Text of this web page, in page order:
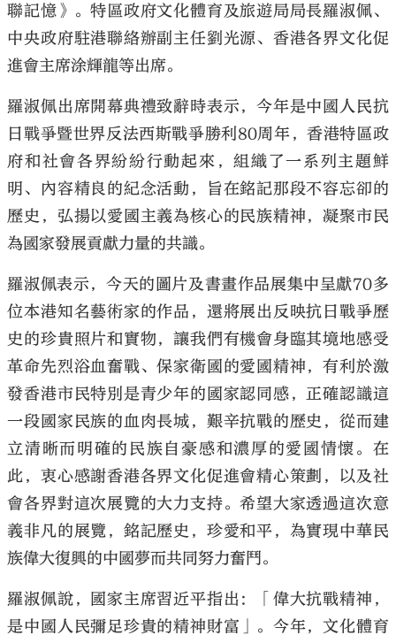
聯記憶》。特區政府文化體育及旅遊局局長羅淑佩、
中央政府駐港聯絡辦副主任劉光源、香港各界文化促
進會主席涂輝龍等出席。
羅淑佩出席開幕典禮致辭時表示，今年是中國人民抗
日戰爭暨世界反法西斯戰爭勝利80周年，香港特區政
府和社會各界紛紛行動起來，組織了一系列主題鮮
明、內容精良的紀念活動，旨在銘記那段不容忘卻的
歷史，弘揚以愛國主義為核心的民族精神，凝聚市民
為國家發展貢獻力量的共識。
羅淑佩表示，今天的圖片及書畫作品展集中呈獻70多
位本港知名藝術家的作品，還將展出反映抗日戰爭歷
史的珍貴照片和實物，讓我們有機會身臨其境地感受
革命先烈浴血奮戰、保家衛國的愛國精神，有利於激
發香港市民特別是青少年的國家認同感，正確認識這
一段國家民族的血肉長城，艱辛抗戰的歷史，從而建
立清晰而明確的民族自豪感和濃厚的愛國情懷。在
此，衷心感謝香港各界文化促進會精心策劃，以及社
會各界對這次展覽的大力支持。希望大家透過這次意
義非凡的展覽，銘記歷史，珍愛和平，為實現中華民
族偉大復興的中國夢而共同努力奮鬥。
羅淑佩說，國家主席習近平指出：「偉大抗戰精神，
是中國人民彌足珍貴的精神財富」。今年，文化體育